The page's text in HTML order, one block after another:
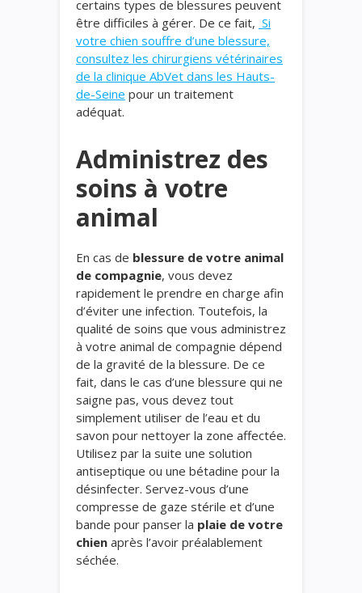
certains types de blessures peuvent
être difficiles à gérer. De ce fait, Si
votre chien souffre d’une blessure,
consultez les chirurgiens vétérinaires
de la clinique AbVet dans les Hauts-
de-Seine pour un traitement
adéquat.
Administrez des
soins à votre
animal
En cas de blessure de votre animal
de compagnie, vous devez
rapidement le prendre en charge afin
d’éviter une infection. Toutefois, la
qualité de soins que vous administrez
à votre animal de compagnie dépend
de la gravité de la blessure. De ce
fait, dans le cas d’une blessure qui ne
saigne pas, vous devez tout
simplement utiliser de l’eau et du
savon pour nettoyer la zone affectée.
Utilisez par la suite une solution
antiseptique ou une bétadine pour la
désinfecter. Servez-vous d’une
compresse de gaze stérile et d’une
bande pour panser la plaie de votre
chien après l’avoir préalablement
séchée.